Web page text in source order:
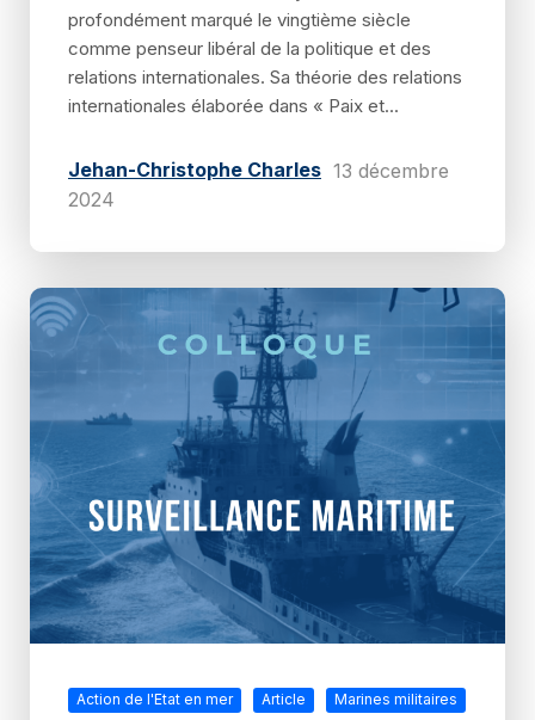
profondément marqué le vingtième siècle
comme penseur libéral de la politique et des
relations internationales. Sa théorie des relations
internationales élaborée dans « Paix et...
Jehan-Christophe Charles 13 décembre
2024
Action de l'Etat en mer Article Marines militaires